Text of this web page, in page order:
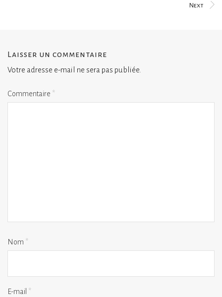
Next
Laisser un commentaire
Votre adresse e-mail ne sera pas publiée.
Commentaire *
Nom *
E-mail *